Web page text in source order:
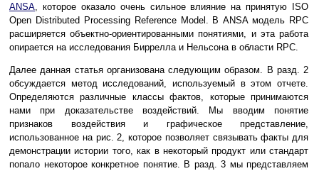
ANSA , которое оказало очень сильное влияние на принятую ISO
Open Distributed Processing Reference Model. В ANSA модель RPC
расширяется объектно-ориентированными понятиями, и эта работа
опирается на исследования Биррелла и Нельсона в области RPC.
Далее данная статья организована следующим образом. В разд. 2
обсуждается метод исследований, используемый в этом отчете.
Определяются различные классы фактов, которые принимаются
нами при доказательстве воздействий. Мы вводим понятие
признаков воздействия и графическое представление,
использованное на рис. 2, которое позволяет связывать факты для
демонстрации истории того, как в некоторый продукт или стандарт
попало некоторое конкретное понятие. В разд. 3 мы представляем